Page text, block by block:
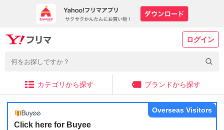
ログイン
カテゴリから探す ブランドから探す
Click here for Buyee
Overseas Visitors